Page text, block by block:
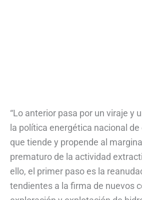
“Lo anterior pasa por un viraje y
la política energética nacional
que tiende y propende al
prematuro de la actividad
ello, el primer paso es la
tendientes a la firma de nuevos